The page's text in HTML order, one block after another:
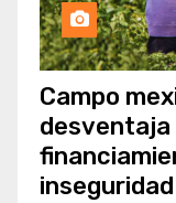
Campo
inseguridad